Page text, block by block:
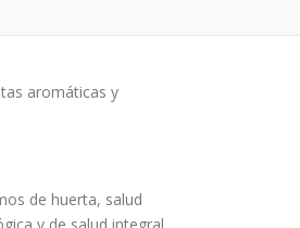
aromáticas y
de huerta, salud
y de salud integral.